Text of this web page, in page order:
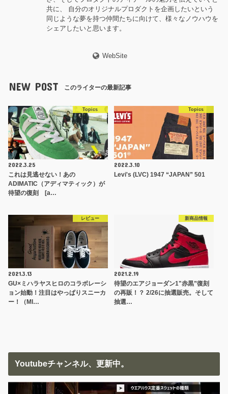
共に、 自分のオリジナルプロダクトを企画したいという
同じような夢を持つ仲間たちに向けて、様々なノウハウを
シェアしたいと思います。
WebSite
NEW POST このライターの最新記事
Topics
2022.3.25
これは見逃せない！あの
ADIMATIC（アディマティック）が
待望の復刻 [a…
Topics
2022.3.10
Levi's (LVC) 1947 “JAPAN” 501
レビュー
2021.3.13
GU×ミハラヤスヒロのコラボレーシ
ョン始動！注目はやっぱりスニーカ
ー！（MI…
新商品情報
2021.2.19
待望のエアジョーダン1"赤黒”復刻
の再販！？ 2/26に抽選販売。そして
抽選…
Youtubeチャンネル、更新中。